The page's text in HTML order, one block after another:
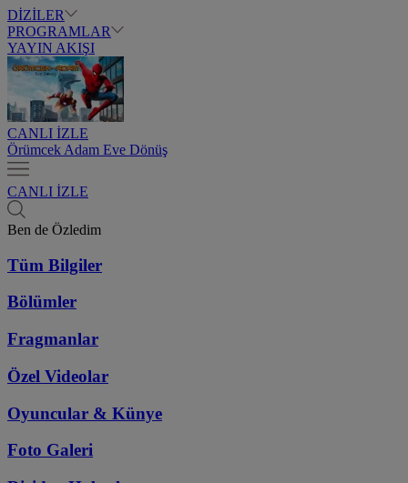
DİZİLER
PROGRAMLAR
YAYIN AKIŞI
CANLI İZLE
Örümcek Adam Eve Dönüş
CANLI İZLE
Ben de Özledim
Tüm Bilgiler
Bölümler
Fragmanlar
Özel Videolar
Oyuncular & Künye
Foto Galeri